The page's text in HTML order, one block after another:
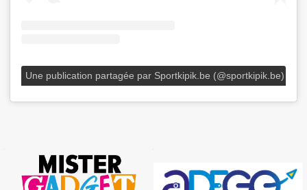
Une publication partagée par Sportkipik.be (@sportkipik.be)